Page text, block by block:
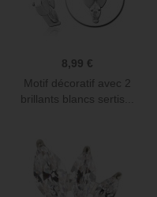
8,99 €
Motif décoratif avec 2
brillants blancs sertis...